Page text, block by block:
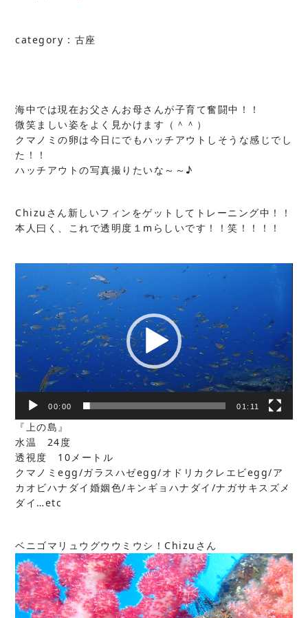
category : 古座
海中では現在お父さんお母さんが子育て奮闘中！！
微笑ましい姿をよく見かけます（＾＾）
クマノミの卵は今日にでもハッチアウトしそうな感じでし
た！！
ハッチアウトの写真撮りたいな～～♪
Chizuさん新しいフィンをゲットしてトレーニング中！！
本人曰く、これで透明度１mらしいです！！笑！！！！
画
ー
00:00 01:11
『上の島』
水温 24度
透視度 10メートル
クマノミegg/ガラスハゼegg/オドリカクレエビegg/ア
カオビハナダイ婚姻色/キンギョハナダイ/ナガサキスズメ
ダイ…etc
ベニゴマリュウグウウミウシ！Chizuさん